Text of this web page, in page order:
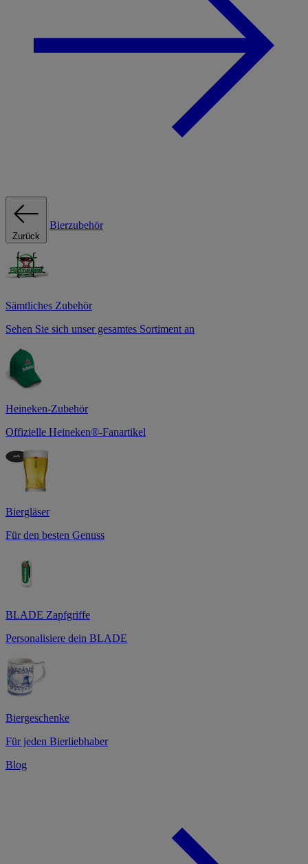
Zurück
Bierzubehör
Sämtliches Zubehör
Sehen Sie sich unser gesamtes Sortiment an
Heineken-Zubehör
Offizielle Heineken®-Fanartikel
Biergläser
Für den besten Genuss
BLADE Zapfgriffe
Personalisiere dein BLADE
Biergeschenke
Für jeden Bierliebhaber
Blog